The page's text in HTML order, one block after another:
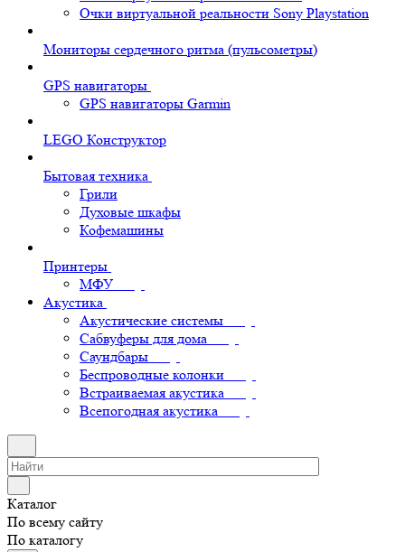
Очки виртуальной реальности Sony Playstation
Мониторы сердечного ритма (пульсометры)
GPS навигаторы
GPS навигаторы Garmin
LEGO Конструктор
Бытовая техника
Грили
Духовые шкафы
Кофемашины
Принтеры
МФУ
Акустика
Акустические системы
Сабвуферы для дома
Саундбары
Беспроводные колонки
Встраиваемая акустика
Всепогодная акустика
Каталог
По всему сайту
По каталогу